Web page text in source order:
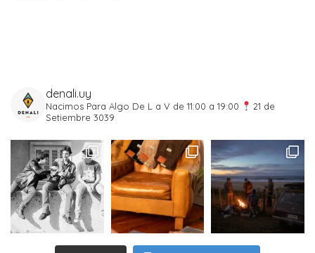
denali.uy
Nacimos Para Algo De L a V de 11:00 a 19:00
21 de
Setiembre 3039